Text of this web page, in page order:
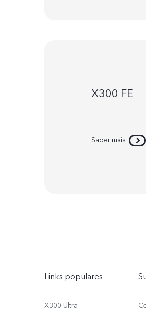
X300 FE
Saber mais
Links populares
X300 Ultra